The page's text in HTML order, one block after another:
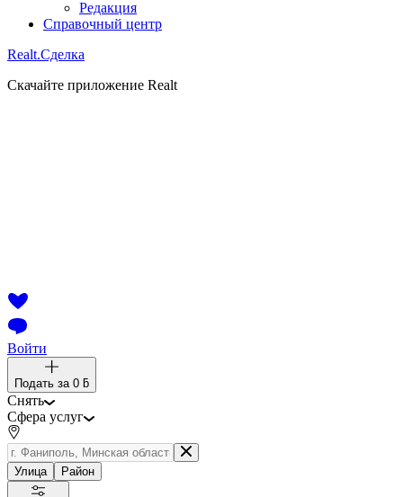
Редакция
Справочный центр
Realt.Сделка
Скачайте приложение Realt
Войти
Подать за 0 ƃ
Снять
Сфера услуг
Улица Район